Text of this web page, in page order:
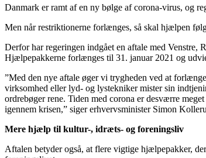
Danmark er ramt af en ny bølge af corona-virus, og
Men når restriktionerne forlænges, så skal hjælpen
Derfor har regeringen indgået en aftale med
Hjælpepakkerne forlænges til 31. januar 2021 og
”Med den nye aftale øger vi trygheden ved at
virksomhed eller lyd- og lystekniker mister sin
ordrebøger rene. Tiden med corona er desværre
igennem krisen,” siger erhvervsminister Simon
Mere hjælp til kultur-, idræts- og foreningsliv
Aftalen betyder også, at flere vigtige hjælpepakker,